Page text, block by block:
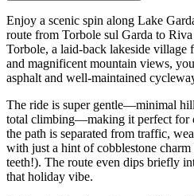
Enjoy a scenic spin along Lake
route from Torbole sul Garda to
Torbole, a laid-back lakeside village
and magnificent mountain views,
asphalt and well-maintained
The ride is super gentle—minimal
total climbing—making it perfect for
the path is separated from traffic,
with just a hint of cobblestone
teeth!). The route even dips briefly
that holiday vibe.